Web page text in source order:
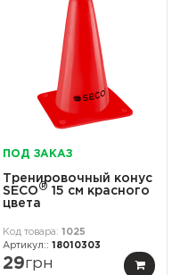
ПОД ЗАКАЗ
Тренировочный конус
SECO® 15 см красного
цвета
1025
18010303
29грн